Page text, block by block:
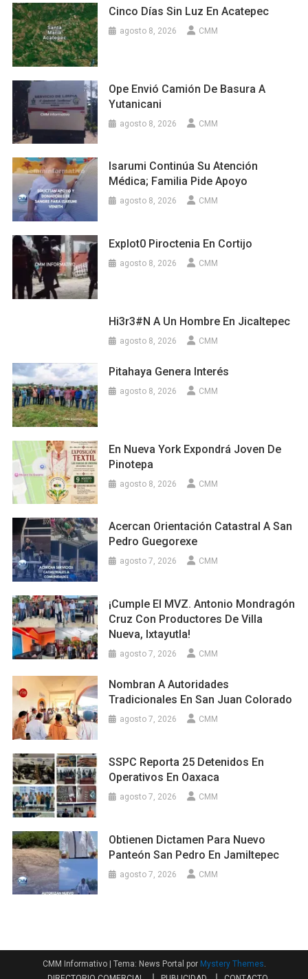
Cinco Días Sin Luz En Acatepec
agosto 8, 2026 CMM
Ope Envió Camión De Basura A
Yutanicani
agosto 8, 2026 CMM
Isarumi Continúa Su Atención
Médica; Familia Pide Apoyo
agosto 8, 2026 CMM
Explot0 Piroctenia En Cortijo
agosto 8, 2026 CMM
Hi3r3#n A Un Hombre En Jicaltepec
agosto 8, 2026 CMM
Pitahaya Genera Interés
agosto 8, 2026 CMM
En Nueva York Expondrá Joven De
Pinotepa
agosto 8, 2026 CMM
Acercan Orientación Catastral A San
Pedro Guegorexe
agosto 7, 2026 CMM
¡Cumple El MVZ. Antonio Mondragón
Cruz Con Productores De Villa
Nueva, Ixtayutla!
agosto 7, 2026 CMM
Nombran A Autoridades
Tradicionales En San Juan Colorado
agosto 7, 2026 CMM
SSPC Reporta 25 Detenidos En
Operativos En Oaxaca
agosto 7, 2026 CMM
Obtienen Dictamen Para Nuevo
Panteón San Pedro En Jamiltepec
agosto 7, 2026 CMM
CMM Informativo Tema: News Portal por Mystery Themes.